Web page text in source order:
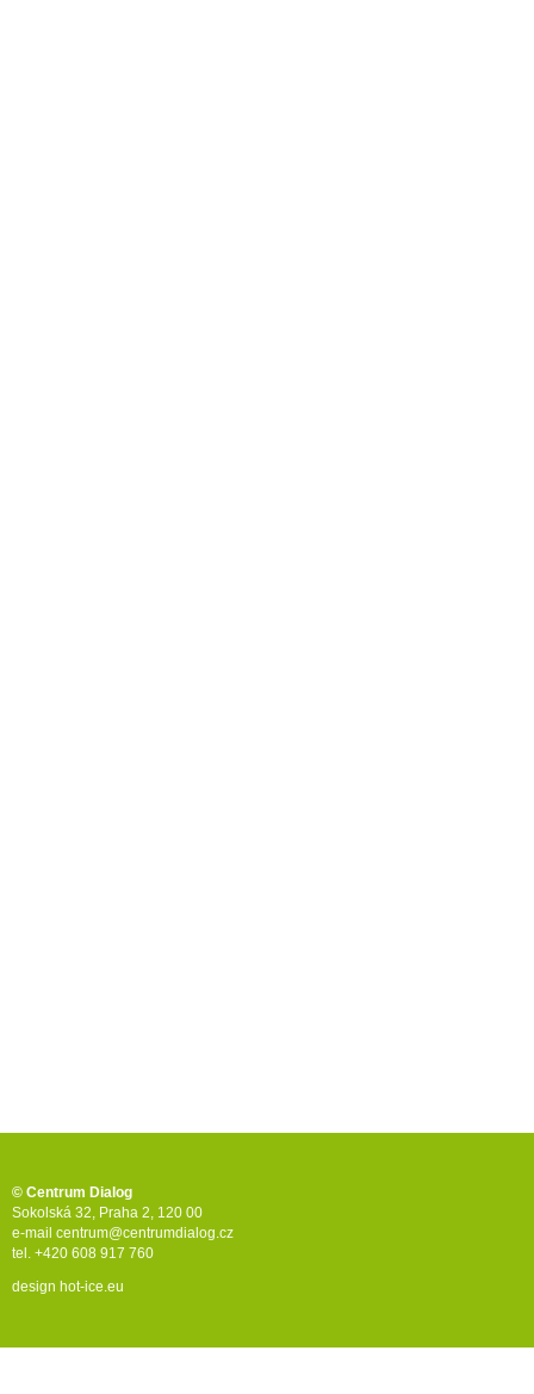
© Centrum Dialog
Sokolská 32, Praha 2, 120 00
e-mail centrum@centrumdialog.cz
tel. +420 608 917 760
design hot-ice.eu